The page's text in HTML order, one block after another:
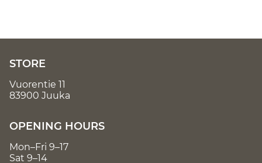
STORE
Vuorentie 11
83900 Juuka
OPENING HOURS
Mon–Fri 9–17
Sat 9–14